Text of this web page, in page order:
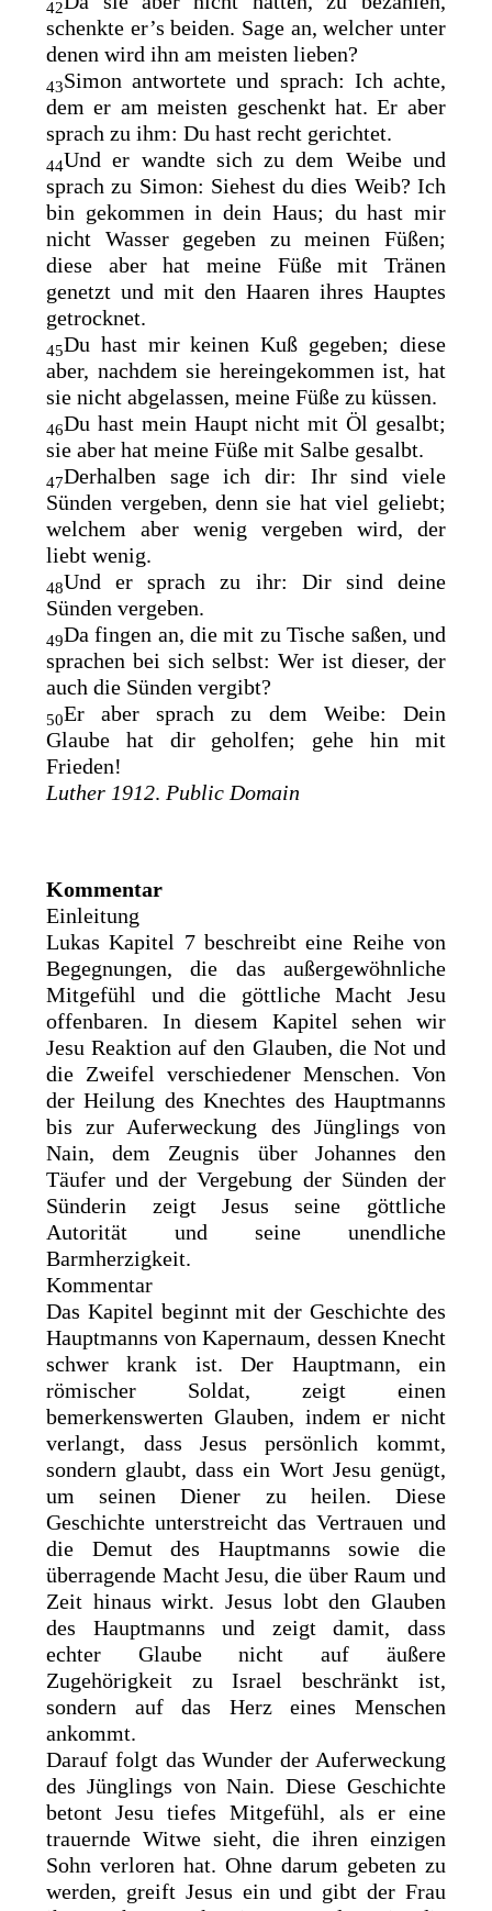
42
schenkte er’s beiden. Sage an, welcher unter
denen wird ihn am meisten lieben?
43Simon antwortete und sprach: Ich achte,
dem er am meisten geschenkt hat. Er aber
sprach zu ihm: Du hast recht gerichtet.
44Und er wandte sich zu dem Weibe und
sprach zu Simon: Siehest du dies Weib? Ich
bin gekommen in dein Haus; duhast mir
nicht Wasser gegeben zu meinen Füßen;
diese aber hat meine Füße mit Tränen
genetzt und mit den Haaren ihres Hauptes
getrocknet.
45Du hast mir keinenKuß gegeben; diese
aber, nachdem sie hereingekommen ist, hat
sie nicht abgelassen, meine Füße zu küssen.
46Du hast mein Haupt nicht mit Öl gesalbt;
sie aber hat meine Füße mit Salbe gesalbt.
47Derhalben sage ich dir: Ihr sind viele
Sünden vergeben, denn sie hat viel geliebt;
welchem aber wenig vergeben wird, der
liebt wenig.
48Und er sprach zu ihr: Dir sind deine
Sünden vergeben.
49Da fingen an, die mit zu Tische saßen, und
sprachen bei sich selbst: Wer ist dieser, der
auch die Sünden vergibt?
50Er aber sprach zu dem Weibe: Dein
Glaube hat dir geholfen; gehe hin mit
Frieden!
Luther 1912. Public Domain
Kommentar
Einleitung
Lukas Kapitel 7 beschreibt eine Reihe von
Begegnungen, die das außergewöhnliche
Mitgefühl und die göttliche Macht Jesu
offenbaren. In diesem Kapitel sehen wir
Jesu Reaktion auf den Glauben, die Not und
die Zweifel verschiedener Menschen. Von
der Heilung des Knechtes des Hauptmanns
bis zur Auferweckung des Jünglings von
Nain, dem Zeugnis über Johannes den
Täufer und der Vergebung der Sünden der
Sünderin zeigt Jesus seine göttliche
Autorität und seine unendliche
Barmherzigkeit.
Kommentar
Das Kapitel beginnt mit der Geschichte des
Hauptmanns von Kapernaum, dessen Knecht
schwer krank ist. Der Hauptmann, ein
römischer Soldat, zeigt einen
bemerkenswerten Glauben, indem er nicht
verlangt, dass Jesus persönlich kommt,
sondern glaubt, dass ein Wort Jesu genügt,
um seinen Diener zu heilen. Diese
Geschichte unterstreicht das Vertrauen und
die Demut des Hauptmanns sowie die
überragende Macht Jesu, die über Raum und
Zeit hinaus wirkt. Jesus lobt den Glauben
des Hauptmanns und zeigt damit, dass
echter Glaube nicht auf äußere
Zugehörigkeit zu Israel beschränkt ist,
sondern auf das Herz eines Menschen
ankommt.
Darauf folgt das Wunder der Auferweckung
des Jünglings von Nain. Diese Geschichte
betont Jesu tiefes Mitgefühl, als er eine
trauernde Witwe sieht, die ihren einzigen
Sohn verloren hat. Ohne darum gebeten zu
werden, greift Jesus ein und gibt der Frau